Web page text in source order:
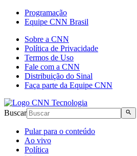
Programação
Equipe CNN Brasil
Sobre a CNN
Política de Privacidade
Termos de Uso
Fale com a CNN
Distribuição do Sinal
Faça parte da Equipe CNN
Buscar
Pular para o conteúdo
Ao vivo
Política